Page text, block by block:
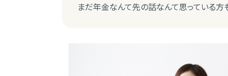
まだ年金なんて先の話なんて思っている方